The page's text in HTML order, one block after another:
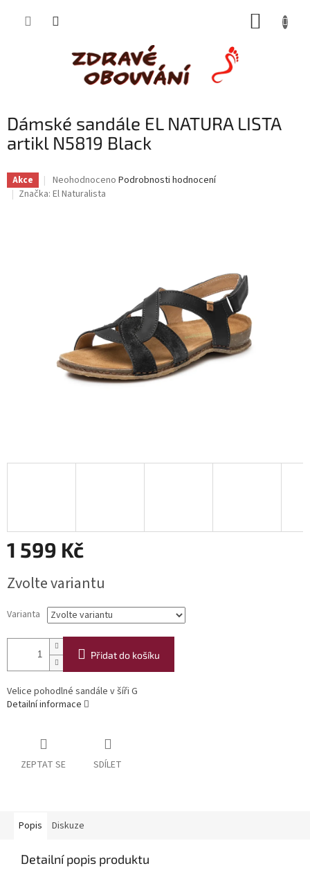
Dámské sandále EL NATURA LISTA
artikl N5819 Black
Akce
Průměrné
hodnocení
Neohodnoceno Podrobnosti hodnocení
Značka: El Naturalista
1 599 Kč
cena:
Zvolte variantu
Varianta
Přidat do košíku
Velice pohodlné sandále v šíři G
Detailní informace
ZEPTAT SE SDÍLET
Popis Diskuze
Detailní popis produktu